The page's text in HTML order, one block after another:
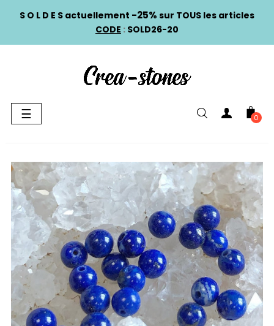
S O L D E S actuellement -25% sur TOUS les articles
CODE : SOLD26-20
Basculer
la
☰ 0